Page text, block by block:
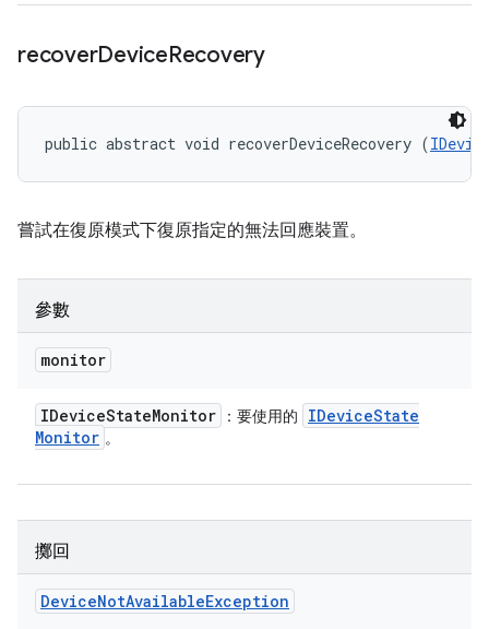
recoverDeviceRecovery
public abstract void recoverDeviceRecovery (
嘗試在復原模式下復原指定的無法回應裝置。
參數
monitor
IDeviceStateMonitor ：要使用的 IDeviceState
Monitor 。
擲回
DeviceNotAvailableException